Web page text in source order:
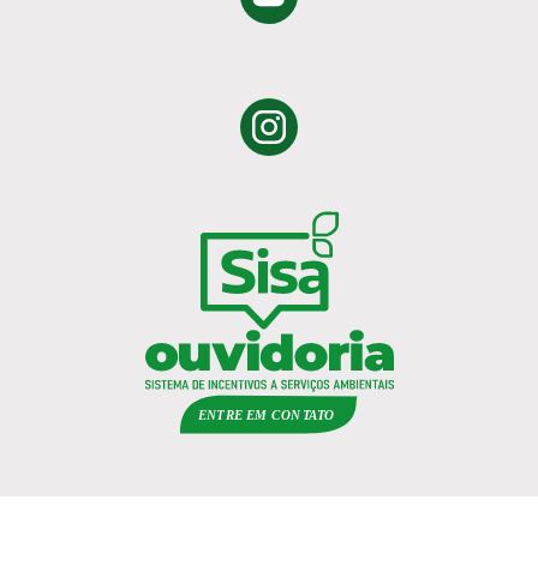
ENTRE EM CONTATO